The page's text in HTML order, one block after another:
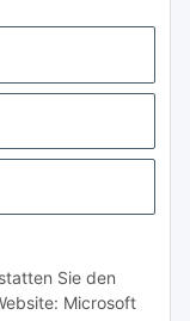
Sie den
Microsoft